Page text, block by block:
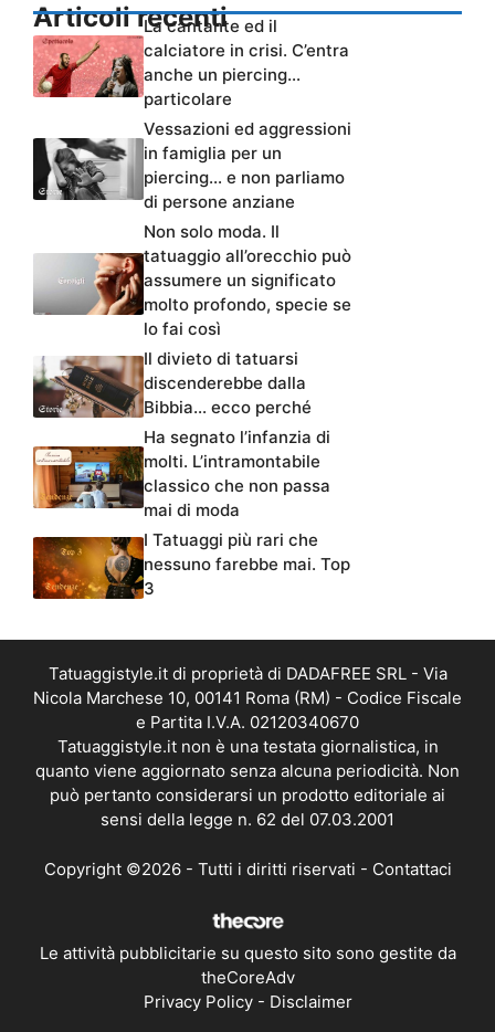
Articoli recenti
La cantante ed il
calciatore in crisi. C’entra
anche un piercing…
particolare
Vessazioni ed aggressioni
in famiglia per un
piercing… e non parliamo
di persone anziane
Non solo moda. Il
tatuaggio all’orecchio può
assumere un significato
molto profondo, specie se
lo fai così
Il divieto di tatuarsi
discenderebbe dalla
Bibbia… ecco perché
Ha segnato l’infanzia di
molti. L’intramontabile
classico che non passa
mai di moda
I Tatuaggi più rari che
nessuno farebbe mai. Top
3
Tatuaggistyle.it di proprietà di DADAFREE SRL - Via
Nicola Marchese 10, 00141 Roma (RM) - Codice Fiscale
e Partita I.V.A. 02120340670
Tatuaggistyle.it non è una testata giornalistica, in
quanto viene aggiornato senza alcuna periodicità. Non
può pertanto considerarsi un prodotto editoriale ai
sensi della legge n. 62 del 07.03.2001
Copyright ©2026 - Tutti i diritti riservati - Contattaci
Le attività pubblicitarie su questo sito sono gestite da
theCoreAdv
Privacy Policy- Disclaimer